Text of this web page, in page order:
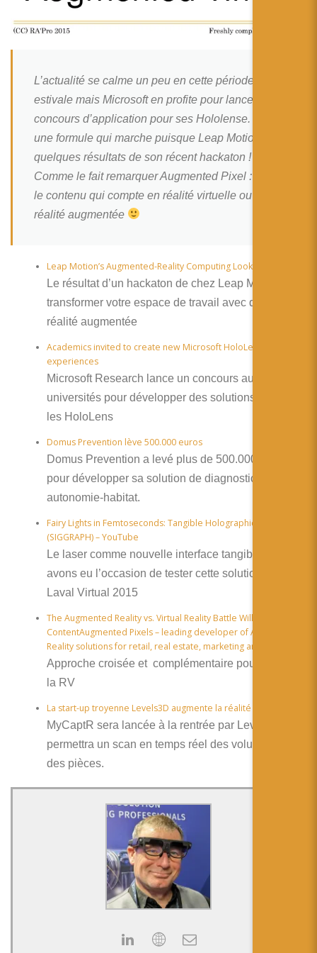
L’actualité se calme un peu en cette période
estivale mais Microsoft en profite pour lancer un
concours d’application pour ses Hololense. C’est
une formule qui marche puisque Leap Motion livre
quelques résultats de son récent hackaton !
Comme le fait remarquer Augmented Pixel : c’est
le contenu qui compte en réalité virtuelle ou en
réalité augmentée
Leap Motion’s Augmented-Reality Computing Looks Stupid Cool
Le résultat d’un hackaton de chez Leap Motion pour
transformer votre espace de travail avec de la
réalité augmentée
Academics invited to create new Microsoft HoloLens
experiences
Microsoft Research lance un concours auprès des
universités pour développer des solutions utilisant
les HoloLens
Domus Prevention lève 500.000 euros
Domus Prevention a levé plus de 500.000 euros
pour développer sa solution de diagnostic
autonomie-habitat.
Fairy Lights in Femtoseconds: Tangible Holographic Plasma
(SIGGRAPH) – YouTube
Le laser comme nouvelle interface tangible. Nous
avons eu l’occasion de tester cette solution durant
Laval Virtual 2015
The Augmented Reality vs. Virtual Reality Battle Will Be Won By
ContentAugmented Pixels – leading developer of Augmented
Reality solutions for retail, real estate, marketing and media!
Approche croisée et complémentaire pour la RA et
la RV
La start-up troyenne Levels3D augmente la réalité
MyCaptR sera lancée à la rentrée par Levels3D et
permettra un scan en temps réel des volumes et
des pièces.